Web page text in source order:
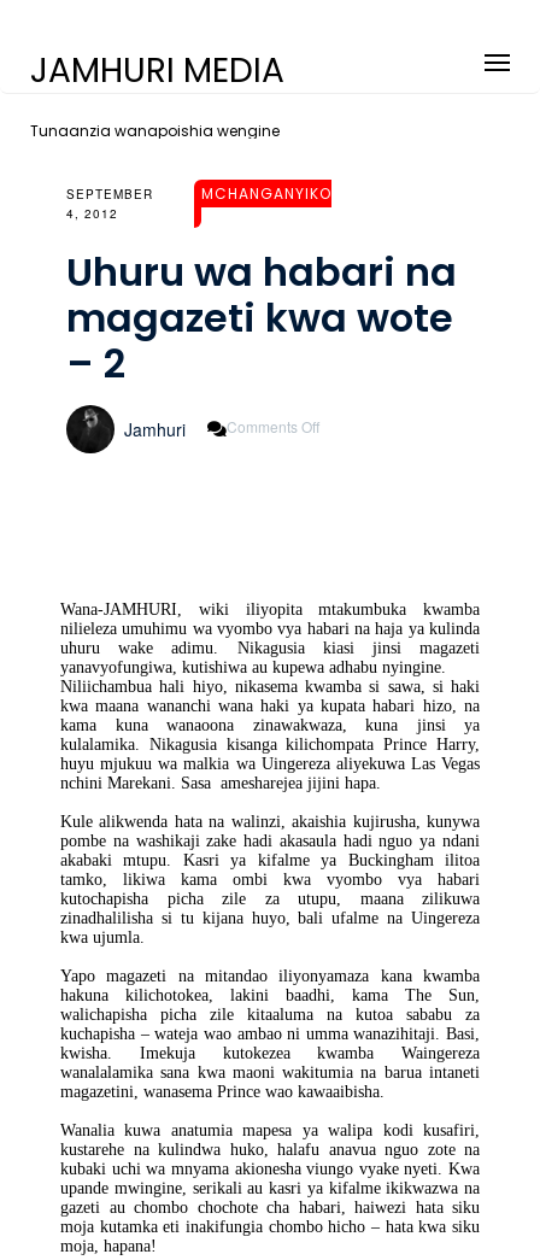
JAMHURI MEDIA
Tunaanzia wanapoishia wengine
SEPTEMBER
4, 2012
MCHANGANYIKO
Uhuru wa habari na
magazeti kwa wote
– 2
Jamhuri Comments Off
2
Wana-JAMHURI, wiki iliyopita mtakumbuka kwamba
nilieleza umuhimu wa vyombo vya habari na haja ya kulinda
uhuru wake adimu. Nikagusia kiasi jinsi magazeti
yanavyofungiwa, kutishiwa au kupewa adhabu nyingine.
Niliichambua hali hiyo, nikasema kwamba si sawa, si haki
kwa maana wananchi wana haki ya kupata habari hizo, na
kama kuna wanaoona zinawakwaza, kuna jinsi ya
kulalamika. Nikagusia kisanga kilichompata Prince Harry,
huyu mjukuu wa malkia wa Uingereza aliyekuwa Las Vegas
nchini Marekani. Sasa amesharejea jijini hapa.
Kule alikwenda hata na walinzi, akaishia kujirusha, kunywa
pombe na washikaji zake hadi akasaula hadi nguo ya ndani
akabaki mtupu. Kasri ya kifalme ya Buckingham ilitoa
tamko, likiwa kama ombi kwa vyombo vya habari
kutochapisha picha zile za utupu, maana zilikuwa
zinadhalilisha si tu kijana huyo, bali ufalme na Uingereza
kwa ujumla.
Yapo magazeti na mitandao iliyonyamaza kana kwamba
hakuna kilichotokea, lakini baadhi, kama The Sun,
walichapisha picha zile kitaaluma na kutoa sababu za
kuchapisha – wateja wao ambao ni umma wanazihitaji. Basi,
kwisha. Imekuja kutokezea kwamba Waingereza
wanalalamika sana kwa maoni wakitumia na barua intaneti
magazetini, wanasema Prince wao kawaaibisha.
Wanalia kuwa anatumia mapesa ya walipa kodi kusafiri,
kustarehe na kulindwa huko, halafu anavua nguo zote na
kubaki uchi wa mnyama akionesha viungo vyake nyeti. Kwa
upande mwingine, serikali au kasri ya kifalme ikikwazwa na
gazeti au chombo chochote cha habari, haiwezi hata siku
moja kutamka eti inakifungia chombo hicho – hata kwa siku
moja, hapana!